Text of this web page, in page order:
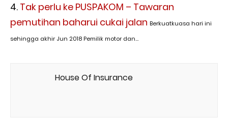
Tak perlu ke PUSPAKOM – Tawaran
pemutihan baharui cukai jalan Berkuatkuasa hari ini
sehingga akhir Jun 2018 Pemilik motor dan...
House Of Insurance